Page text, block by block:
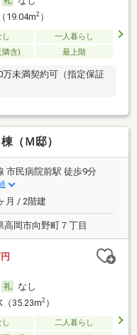
19.04m2）
一人暮らし
隣含) 最上階
万未満契約可（指定保証
（Ｍ邸）
市民病院前駅 徒歩9分
月 / 2階建
高岡市向野町７丁目
なし
（35.23m2）
二人暮らし